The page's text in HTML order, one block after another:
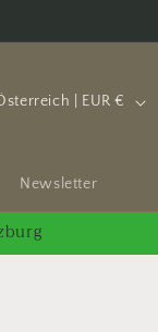
Newsletter
Österreich | EUR €